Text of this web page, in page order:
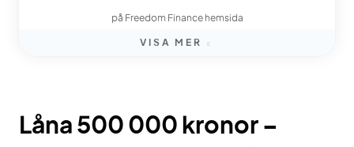
på Freedom Finance hemsida
VISA MER
Låna 500 000 kronor –